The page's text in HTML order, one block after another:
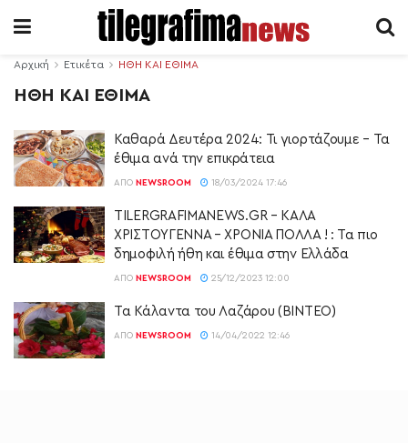
Αρχική Ετικέτα ΗΘΗ ΚΑΙ ΕΘΙΜΑ
ΗΘΗ ΚΑΙ ΕΘΙΜΑ
Καθαρά Δευτέρα 2024: Τι γιορτάζουμε – Τα
έθιμα ανά την επικράτεια
ΑΠΌ NEWSROOM 18/03/2024 17:46
TILΕRGRAFIMANEWS.GR – ΚΑΛΑ
ΧΡΙΣΤΟΥΓΕΝΝΑ – ΧΡΟΝΙΑ ΠΟΛΛΑ ! : Τα πιο
δημοφιλή ήθη και έθιμα στην Ελλάδα
ΑΠΌ NEWSROOM 25/12/2023 12:00
Τα Κάλαντα του Λαζάρου (ΒΙΝΤΕΟ)
ΑΠΌ NEWSROOM 14/04/2022 12:46